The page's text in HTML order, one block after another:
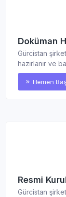
Doküman
Gürcistan
hazırlanır ve
Hemen
Resmi
Gürcistan